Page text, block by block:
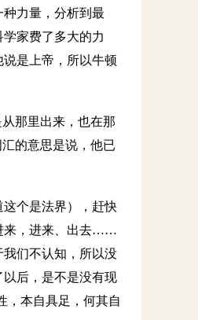
力量，分析到最
家费了多大的力
是上帝，所以牛顿
那里出来，也在那
的意思是说，他已
个是法界），赶快
来，进来、出去……
们不认知，所以没
后，是不是没有现
，本自具足，何其自